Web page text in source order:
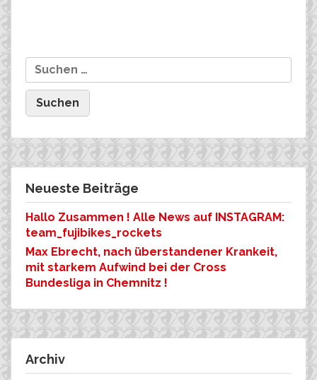
Neueste Beiträge
Hallo Zusammen ! Alle News auf INSTAGRAM:
team_fujibikes_rockets
Max Ebrecht, nach überstandener Krankeit,
mit starkem Aufwind bei der Cross
Bundesliga in Chemnitz !
Archiv